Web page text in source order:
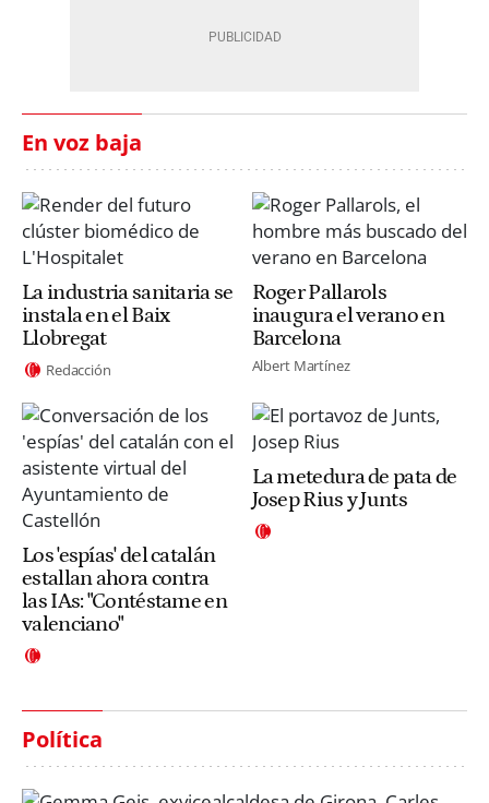
En voz baja
La industria sanitaria se
instala en el Baix
Llobregat
Redacción
Roger Pallarols
inaugura el verano en
Barcelona
Albert Martínez
Los 'espías' del catalán
estallan ahora contra
las IAs: "Contéstame en
valenciano"
La metedura de pata de
Josep Rius y Junts
Política